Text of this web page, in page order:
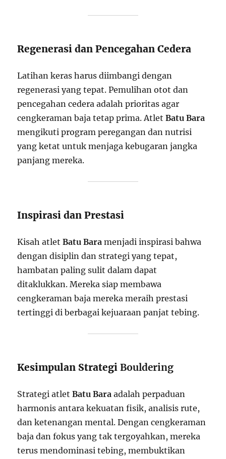
Regenerasi dan Pencegahan Cedera
Latihan keras harus diimbangi dengan
regenerasi yang tepat. Pemulihan otot dan
pencegahan cedera adalah prioritas agar
cengkeraman baja tetap prima. AtletBatu Bara
mengikuti program peregangan dan nutrisi
yang ketat untuk menjaga kebugaran jangka
panjang mereka.
Inspirasi dan Prestasi
Kisah atletBatu Bara menjadi inspirasi bahwa
dengan disiplin dan strategi yang tepat,
hambatan paling sulit dalam dapat
ditaklukkan. Mereka siap membawa
cengkeraman baja mereka meraih prestasi
tertinggi di berbagai kejuaraan panjat tebing.
Kesimpulan StrategiBouldering
Strategi atletBatu Bara adalah perpaduan
harmonis antara kekuatan fisik, analisis rute,
dan ketenangan mental. Dengan cengkeraman
baja dan fokus yang tak tergoyahkan, mereka
terus mendominasi tebing, membuktikan